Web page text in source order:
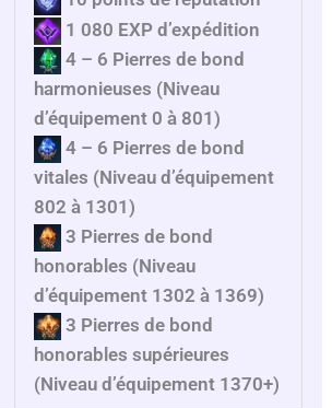
1 080 EXP d’expédition
4 – 6 Pierres de bond
harmonieuses (Niveau
d’équipement 0 à 801)
4 – 6 Pierres de bond
vitales (Niveau d’équipement
802 à 1301)
3 Pierres de bond
honorables (Niveau
d’équipement 1302 à 1369)
3 Pierres de bond
honorables supérieures
(Niveau d’équipement 1370+)